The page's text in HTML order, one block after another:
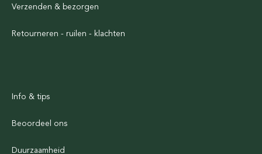
Verzenden & bezorgen
Retourneren - ruilen - klachten
Info & tips
Beoordeel ons
Duurzaamheid